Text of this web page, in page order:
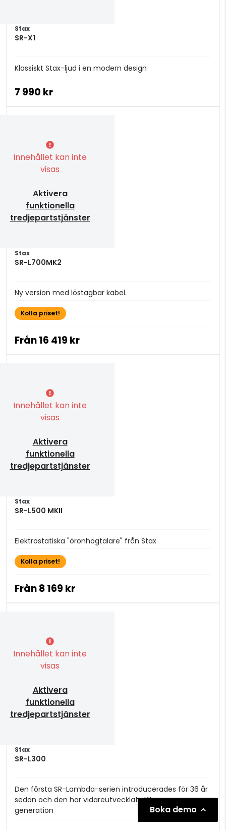
Stax
SR-X1
Klassiskt Stax-ljud i en modern design
7 990 kr
Innehållet kan inte
visas
Aktivera
funktionella
tredjepartstjänster
Stax
SR-L700MK2
Ny version med löstagbar kabel.
Kolla priset!
Från16 419 kr
Innehållet kan inte
visas
Aktivera
funktionella
tredjepartstjänster
Stax
SR-L500 MKII
Elektrostatiska "öronhögtalare" från Stax
Kolla priset!
Från8 169 kr
Innehållet kan inte
visas
Aktivera
funktionella
tredjepartstjänster
Stax
SR-L300
Den första SR-Lambda-serien introducerades för 36 år
sedan och den har vidareutvecklats till en ny
generation
Boka demo